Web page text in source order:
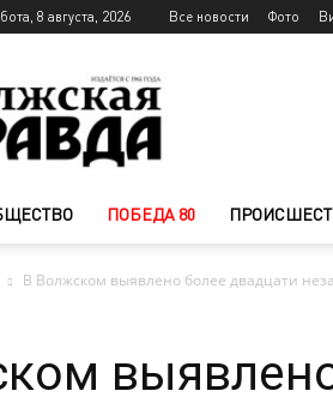
8 августа, 2026 Все новости Фото
Волжского
—
Волжская
ПОБЕДА 80
В Волжском выявлено более двадцати